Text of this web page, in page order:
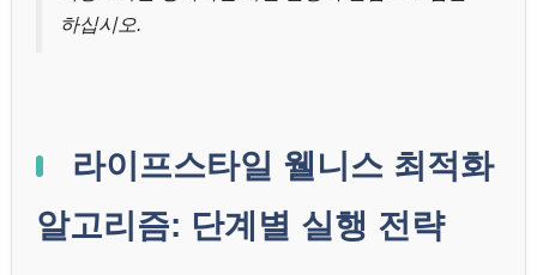
하십시오.
라이프스타일 웰니스 최적화
알고리즘: 단계별 실행 전략